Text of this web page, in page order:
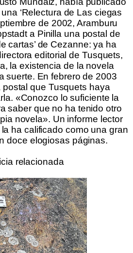
‘Relectura de Las ciegas
de 2002, Aramburu
a Pinilla una postal de
cartas’ de Cezanne: ya ha
editorial de Tusquets,
la existencia de la novela
suerte. En febrero de 2003
postal que Tusquets haya
«Conozco lo suficiente la
saber que no ha tenido otro
novela». Un informe lector
ha calificado como una gran
doce elogiosas páginas.
relacionada